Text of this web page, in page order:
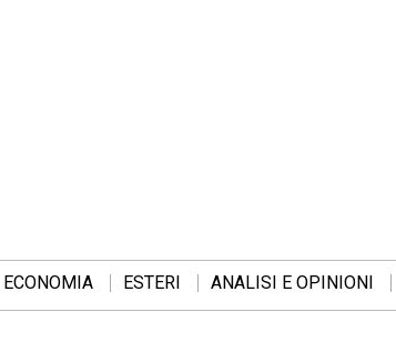
ECONOMIA ESTERI ANALISI E OPINIONI